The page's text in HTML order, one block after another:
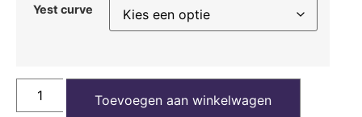
Yest curve
Toevoegen aan winkelwagen